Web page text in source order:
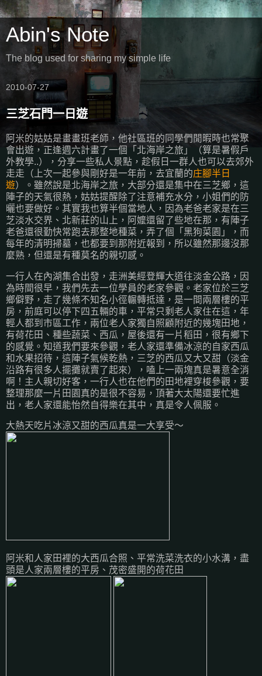
Abin's Note
The blog used for sharing my simple life
2010-07-27
三芝石門一日遊
阿米的姑姑是畫畫班老師，他社區班的同學們閒暇時也常聚
會出遊，正逢週六計畫了一個「北海岸之旅」（算是暑假戶
外教學..），分享一些私人景點，趁假日一群人也可以去郊外
走走（上次一起參與剛好是一年前，去宜蘭的庄腳半日
遊）。雖然說是北海岸之旅，大部分還是集中在三芝鄉，這
陣子的天氣很熱，姑姑提醒除了注意補充水分，小姐們的防
曬也要做好。其實我也算半個當地人，因為老爸老家是在三
芝淡水交界、北新莊的山上，阿嬤還留了些地在那，有陣子
老爸還很勤快常跑去那整地種菜，弄了個「黑狗菜園」，而
每年的清明掃墓，也都要到那附近報到，所以雖然那邊沒那
麼熟，但還是有種莫名的親切感。
一行人在內湖集合出發，走洲美經登輝大道往淡金公路，因
為時間很早，我們先去一位學員的老家參觀。老家位於三芝
鄉僻野，走了幾條不知名小徑輾轉抵達，是一間兩層樓的平
房，前庭可以停下四五輛的車，平常只剩老人家住在這，年
輕人都到市區工作，兩位老人家獨自照顧附近的幾塊田地，
有荷花田、種些蔬菜、西瓜，屋後還有一片稻田，很有鄉下
的感覺。知道我們要來參觀，老人家還準備冰涼的自家西瓜
和水果招待，這陣子氣候乾熱，三芝的西瓜又大又甜（淡金
沿路有很多人擺攤就賣了起來），嗑上一兩塊真是暑意全消
啊！主人親切好客，一行人也在他們的田地裡穿梭參觀，要
整理那麼一片田園真的是很不容易，頂著大太陽還要忙進
出，老人家還能怡然自得樂在其中，真是令人佩服。
大熱天吃片冰涼又甜的西瓜真是一大享受～
阿米和人家田裡的大西瓜合照、平常洗菜洗衣的小水溝，盡
頭是人家兩層樓的平房、茂密盛開的荷花田